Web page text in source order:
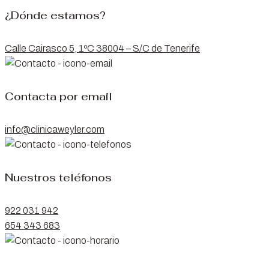
¿Dónde estamos?
Calle Cairasco 5, 1ºC 38004 – S/C de Tenerife
Contacta por email
info@clinicaweyler.com
Nuestros teléfonos
922 031 942
654 343 683